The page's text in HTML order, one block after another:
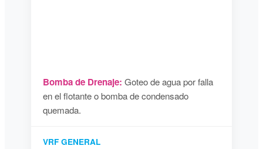
Bomba de Drenaje: Goteo de agua por falla
en el flotante o bomba de condensado
quemada.
VRF GENERAL